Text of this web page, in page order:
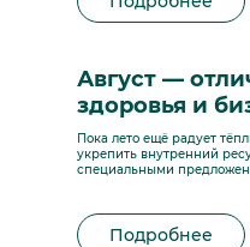
Август —
здоровья и
Пока лето ещё радует
укрепить внутренний
специальными
Подробнее